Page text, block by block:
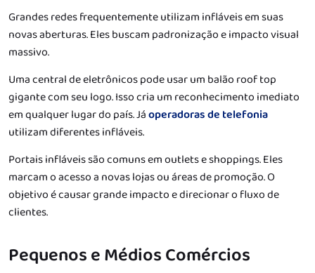
Grandes redes frequentemente utilizam infláveis em suas
novas aberturas. Eles buscam padronização e impacto visual
massivo.
Uma central de eletrônicos pode usar um balão roof top
gigante com seu logo. Isso cria um reconhecimento imediato
em qualquer lugar do país. Jáoperadoras de telefonia
utilizam diferentes infláveis.
Portais infláveis são comuns em outlets e shoppings. Eles
marcam o acesso a novas lojas ou áreas de promoção. O
objetivo é causar grande impacto e direcionar o fluxo de
clientes.
Pequenos e Médios Comércios